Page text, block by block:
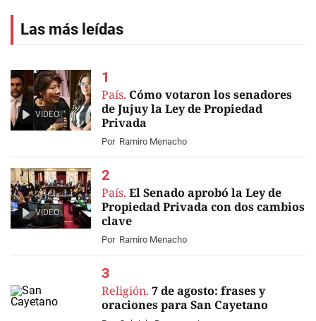
Las más leídas
VIDEO
País. Cómo votaron los senadores
de Jujuy la Ley de Propiedad
Privada
Por Ramiro Menacho
VIDEO
País. El Senado aprobó la Ley de
Propiedad Privada con dos cambios
clave
Por Ramiro Menacho
Religión. 7 de agosto: frases y
oraciones para San Cayetano